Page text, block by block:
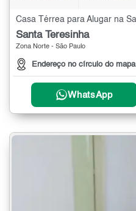
Santa Teresinha
Zona Norte - São Paulo
Endereço no círculo do mapa
WhatsApp